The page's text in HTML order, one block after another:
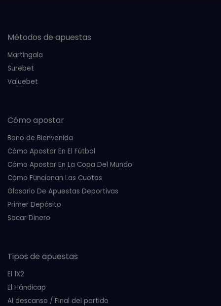
Métodos de apuestas
Martingala
Surebet
Valuebet
Cómo apostar
Bono de Bienvenida
Cómo Apostar En El Fútbol
Cómo Apostar En La Copa Del Mundo
Cómo Funcionan Las Cuotas
Glosario De Apuestas Deportivas
Primer Depósito
Sacar Dinero
Tipos de apuestas
El 1X2
El Hándicap
Al descanso / Final del partido